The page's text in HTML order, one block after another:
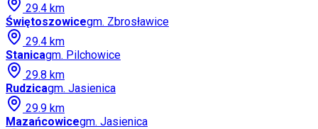
29.4 km
Świętoszowicegm. Zbrosławice
29.4 km
Stanicagm. Pilchowice
29.8 km
Rudzicagm. Jasienica
29.9 km
Mazańcowicegm. Jasienica